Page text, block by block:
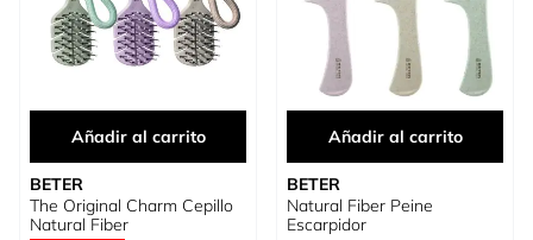
Añadir al carrito
BETER
The Original Charm Cepillo
Natural Fiber
Añadir al carrito
BETER
Natural Fiber Peine
Escarpidor